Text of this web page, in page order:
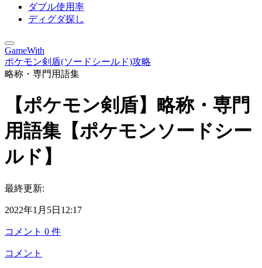
ダブル使用率
ディグダ探し
GameWith
ポケモン剣盾(ソードシールド)攻略
略称・専門用語集
【ポケモン剣盾】略称・専門
用語集【ポケモンソードシー
ルド】
最終更新:
2022年1月5日12:17
コメント 0 件
コメント